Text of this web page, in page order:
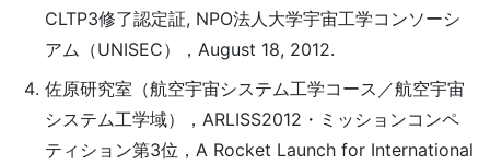
CLTP3修了認定証, NPO法人大学宇宙工学コンソーシ
アム（UNISEC），August 18, 2012.
佐原研究室（航空宇宙システム工学コース／航空宇宙
システム工学域），ARLISS2012・ミッションコンペ
ティション第3位，A Rocket Launch for International